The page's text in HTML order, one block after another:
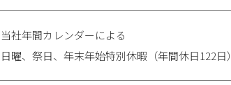
当社年間カレンダーによる
日曜、祭日、年末年始特別休暇（年間休日122日）